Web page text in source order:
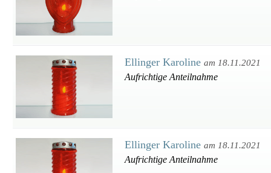
Ellinger Karoline am 18.11.2021
Aufrichtige Anteilnahme
Ellinger Karoline am 18.11.2021
Aufrichtige Anteilnahme